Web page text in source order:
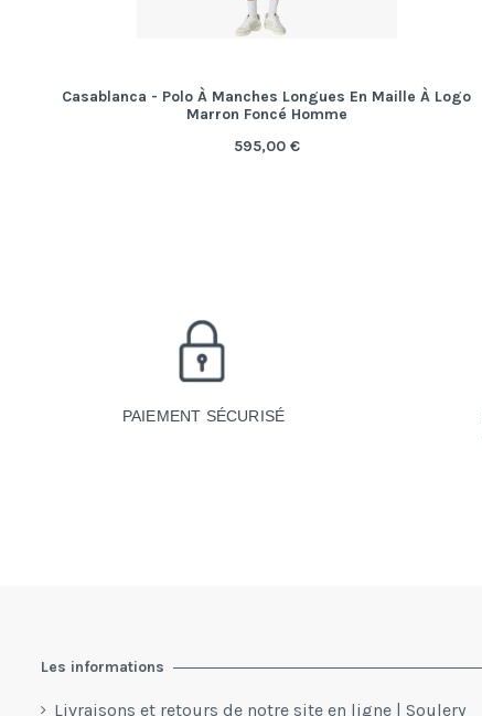
Casablanca - Polo À Manches Longues En Maille À Logo
Marron Foncé Homme
595,00 €
PAIEMENT SÉCURISÉ
Les informations
Livraisons et retours de notre site en ligne | Soulery